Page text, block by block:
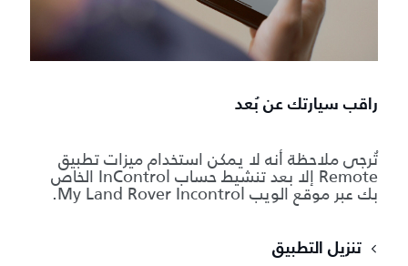
راقب سيارتك عن بُعد
تُرجى ملاحظة أنه لا يمكن استخدام ميزات تطبيق
Remote إلا بعد تنشيط حساب InControl الخاص
بك عبر موقع الويب My Land Rover Incontrol.
تنزيل التطبيق